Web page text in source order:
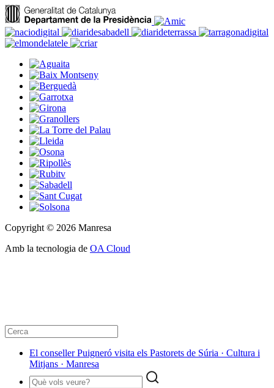
Copyright © 2026 Manresa
Amb la tecnologia de OA Cloud
El conseller Puigneró visita els Pastorets de Súria · Cultura i
Mitjans · Manresa